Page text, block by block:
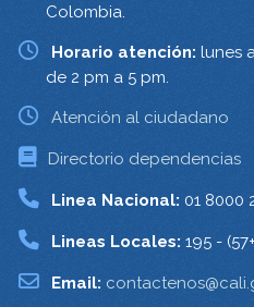
Colombia.
Horario atención: lunes
de 2 pm a 5 pm.
Atención al ciudadano
Directorio dependencias
Linea Nacional: 01 8000
Lineas Locales: 195 -
Email: